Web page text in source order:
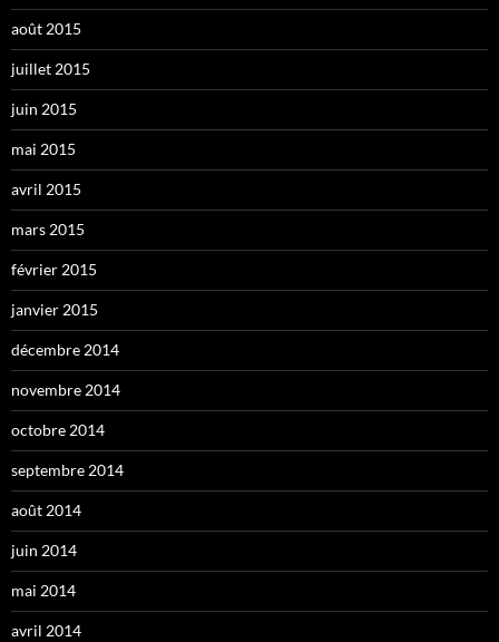
août 2015
juillet 2015
juin 2015
mai 2015
avril 2015
mars 2015
février 2015
janvier 2015
décembre 2014
novembre 2014
octobre 2014
septembre 2014
août 2014
juin 2014
mai 2014
avril 2014